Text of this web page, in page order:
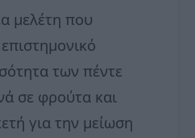
μελέτη που
των πέντε
σε φρούτα και
για την μείωση